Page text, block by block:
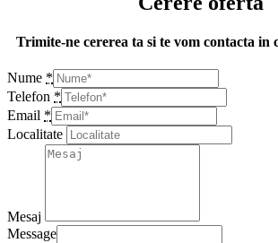
Trimite-ne cererea ta si te vom contacta in
Nume *
Telefon *
Email *
Localitate
Mesaj
Message